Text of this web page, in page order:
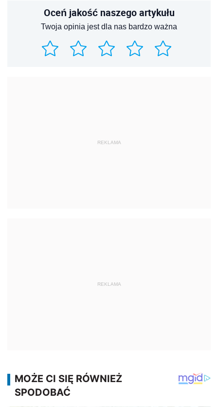
Oceń jakość naszego artykułu
Twoja opinia jest dla nas bardzo ważna
REKLAMA
REKLAMA